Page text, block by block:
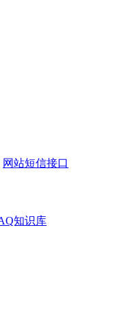
网站短信接口
知识库